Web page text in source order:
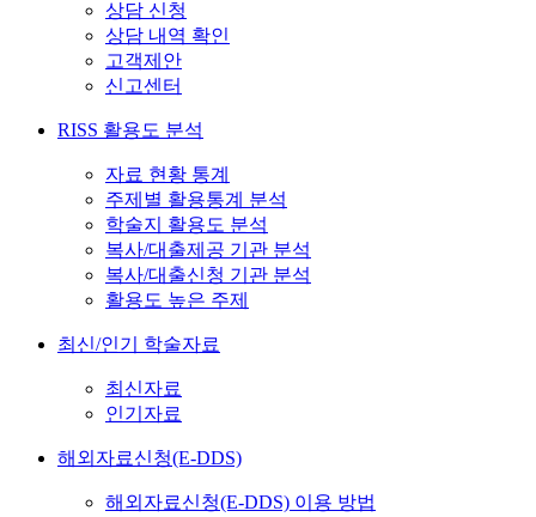
상담 신청
상담 내역 확인
고객제안
신고센터
RISS 활용도 분석
자료 현황 통계
주제별 활용통계 분석
학술지 활용도 분석
복사/대출제공 기관 분석
복사/대출신청 기관 분석
활용도 높은 주제
최신/인기 학술자료
최신자료
인기자료
해외자료신청(E-DDS)
해외자료신청(E-DDS) 이용 방법